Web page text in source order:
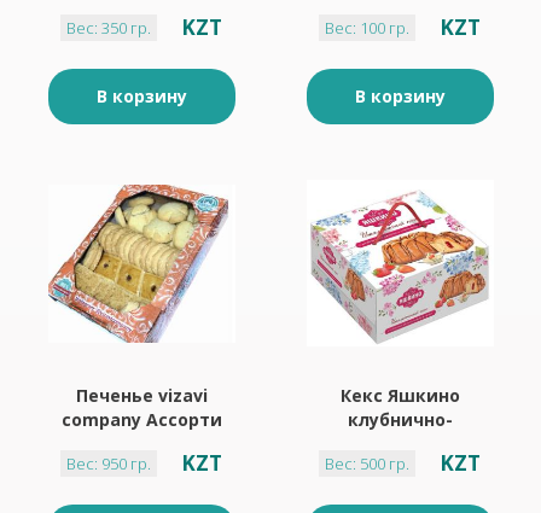
Вес: 350 гр. KZT
В корзину
Вес: 100 гр. KZT
В корзину
Печенье vizavi
company Ассорти
Вес: 950 гр. KZT
Кекс Яшкино
клубнично-
500 г
Вес: 500 гр. KZT